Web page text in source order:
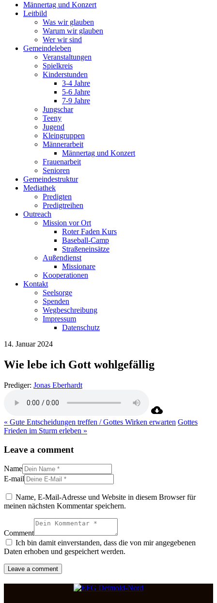
Männertag und Konzert
Leitbild
Was wir glauben
Warum wir glauben
Wer wir sind
Gemeindeleben
Veranstaltungen
Spielkreis
Kinderstunden
3-4 Jahre
5-6 Jahre
7-9 Jahre
Jungschar
Teeny
Jugend
Kleingruppen
Männerarbeit
Männertag und Konzert
Frauenarbeit
Senioren
Gemeindestruktur
Mediathek
Predigten
Predigtreihen
Outreach
Mission vor Ort
Roter Faden Kurs
Baseball-Camp
Straßeneinsätze
Außendienst
Missionare
Kooperationen
Kontakt
Seelsorge
Spenden
Wegbeschreibung
Impressum
Datenschutz
14. Januar 2024
Wie lebe ich Gott wohlgefällig
Prediger: Jonas Eberhardt
« Gute Entscheidungen treffen / Gottes Wirken erwarten Gottes
Frieden im Sturm erleben »
Leave a comment
Name
E-mail
Name, E-Mail-Adresse und Website in diesem Browser für
meinen nächsten Kommentar speichern.
Comment
Ich bin damit einverstanden, dass die von mir angegebenen
Daten erhoben und gespeichert werden.